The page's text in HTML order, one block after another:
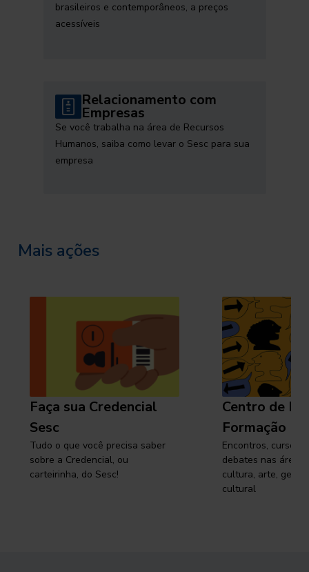
brasileiros e contemporâneos, a preços
acessíveis
Relacionamento com
Empresas
Se você trabalha na área de Recursos
Humanos, saiba como levar o Sesc para sua
empresa
Mais ações
Faça sua Credencial
Sesc
Tudo o que você precisa saber
sobre a Credencial, ou
carteirinha, do Sesc!
Centro de
Formação
Encontros, cursos,
debates nas áreas
cultura, arte,
cultural